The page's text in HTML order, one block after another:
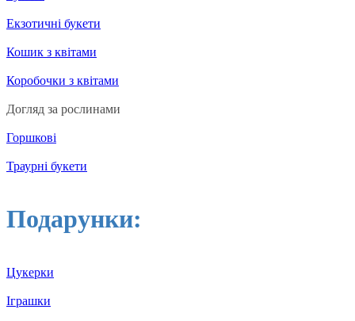
Екзотичні букети
Кошик з квітами
Коробочки з квітами
Догляд за рослинами
Горшкові
Траурні букети
Подарунки:
Цукерки
Іграшки